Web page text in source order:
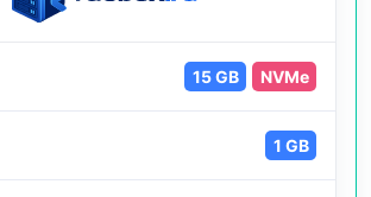
15 GB NVMe
1 GB